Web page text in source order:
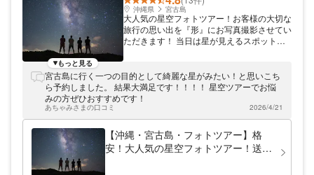
沖縄県 宮古島
大人気の星空フォトツアー！お客様の大切な
旅行の思い出を『形』にお写真撮影させてい
ただきます！ 当日は星が見えるスポットに
す！（シギラリゾート、ヒルトン等） 運転
に自信がない方、お車がない方も安心♪ 【星
空鑑賞スペース】 星空鑑賞スペースをご用
意しておりますので撮影後もゆっくりと宮古
島の星空を楽しんでいただけます！
もっと見る
宮古島に行く一つの目的として綺麗な星がみたい！と思いこち
ら予約しました。 結果大満足です！！！！ 星空ツアーでお悩
みの方ぜひおすすめです！
あちゃみさまの口コミ 2026/4/21
【沖縄・宮古島・フォトツアー】格
安！大人気の星空フォトツアー！送迎